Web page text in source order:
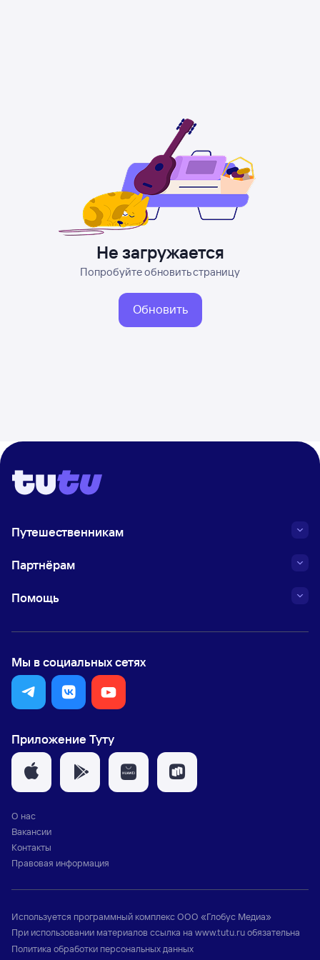
Не загружается
Попробуйте обновить страницу
Обновить
Путешественникам
Партнёрам
Помощь
Мы в социальных сетях
Приложение Туту
О нас
Вакансии
Контакты
Правовая информация
Используется программный комплексООО «Глобус Медиа»
При использовании материалов ссылка на www.tutu.ruобязательна
Политика обработки персональных данных